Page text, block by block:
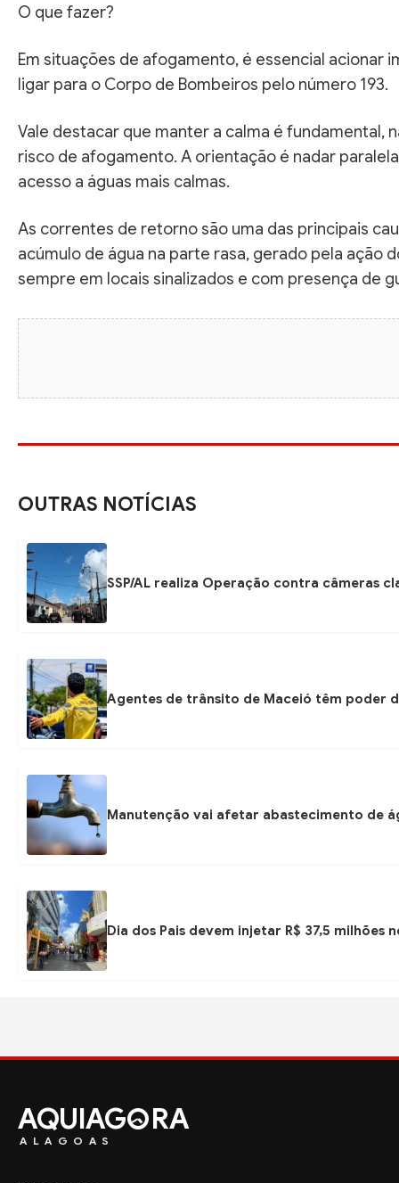
O que fazer?
Em situações de afogamento, é essencial acionar
ligar para o Corpo de Bombeiros pelo número 193.
Vale destacar que manter a calma é fundamental,
risco de afogamento. A orientação é nadar
acesso a águas mais calmas.
As correntes de retorno são uma das principais
acúmulo de água na parte rasa, gerado pela ação
sempre em locais sinalizados e com presença de
OUTRAS NOTÍCIAS
SSP/AL realiza Operação contra câmeras
Agentes de trânsito de Maceió têm poder
Manutenção vai afetar abastecimento de
Dia dos Pais devem injetar R$ 37,5 milhões
AQUIAG RA
ALAGOAS